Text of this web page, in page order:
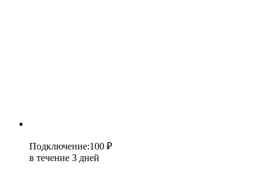
Подключение:100 ₽
в течение 3 дней